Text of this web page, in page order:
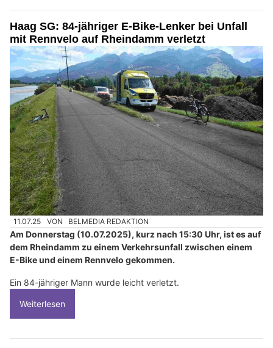
Haag SG: 84-jähriger E-Bike-Lenker bei Unfall
mit Rennvelo auf Rheindamm verletzt
11.07.25 VON BELMEDIA REDAKTION
Am Donnerstag (10.07.2025), kurz nach 15:30 Uhr, ist es auf
dem Rheindamm zu einem Verkehrsunfall zwischen einem
E-Bike und einem Rennvelo gekommen.
Ein 84-jähriger Mann wurde leicht verletzt.
Weiterlesen